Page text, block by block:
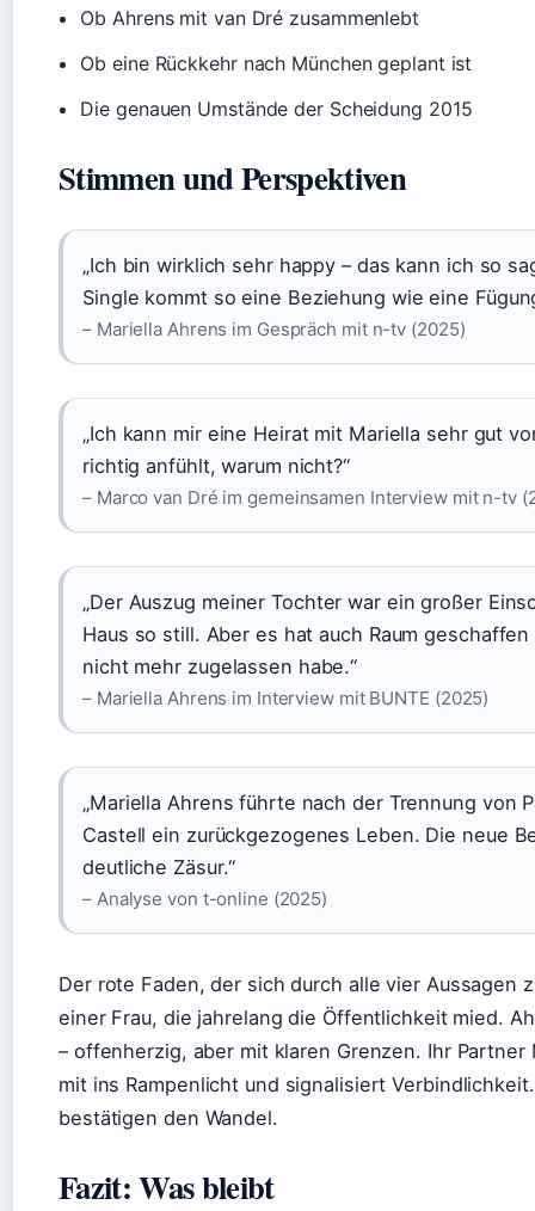
Ob Ahrens mit van Dré zusammenlebt
Ob eine Rückkehr nach München geplant ist
Die genauen Umstände der Scheidung 2015
Stimmen und Perspektiven
„Ich bin wirklich sehr happy – das kann ich so
Single kommt so eine Beziehung wie eine
– Mariella Ahrens im Gespräch mit n-tv (2025)
„Ich kann mir eine Heirat mit Mariella sehr gut
richtig anfühlt, warum nicht?“
– Marco van Dré im gemeinsamen Interview mit n-tv
„Der Auszug meiner Tochter war ein großer
Haus so still. Aber es hat auch Raum
nicht mehr zugelassen habe.“
– Mariella Ahrens im Interview mit BUNTE (2025)
„Mariella Ahrens führte nach der Trennung von
Castell ein zurückgezogenes Leben. Die neue
deutliche Zäsur.“
– Analyse von t-online (2025)
Der rote Faden, der sich durch alle vier Aussagen
einer Frau, die jahrelang die Öffentlichkeit mied.
– offenherzig, aber mit klaren Grenzen. Ihr
mit ins Rampenlicht und signalisiert
bestätigen den Wandel.
Fazit: Was bleibt